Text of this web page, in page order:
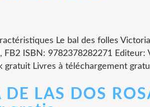
Le bal des folles
FB2 ISBN: 9782378282271 Editeur:
Livres à téléchargement
DE LAS DOS